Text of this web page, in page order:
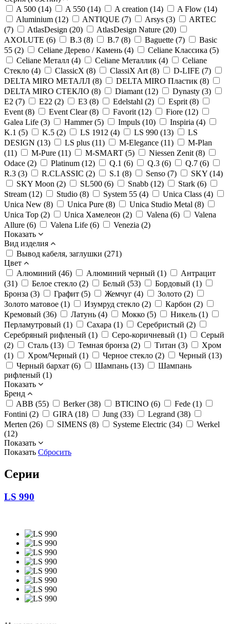
A 500 (14)
A 550 (14) A creation (14)
A Flow (14)
Aluminium (12)
ANTIQUE (7) Arsys (3)
ARTEC
(7)
AtlasDesign (20)
AtlasDesign Nature (20)
AXOLUTE (6)
B.3 (8) B.7 (8) Baguette (7)
Bаsic
55 (2)
Celiane Дерево / Камень (4)
Celiane Классика (5)
Celiane Металл (4)
Celiane Металлик (4)
Celiane
Стекло (4)
ClassicX (8) ClassiX Art (8)
D-LIFE (7)
DELTA MIRO МЕТАЛЛ (8)
DELTA MIRO Пластик (8)
DELTA MIRO СТЕКЛО (8)
Diamant (12)
Dynasty (3)
E2 (7)
E22 (2) E3 (8) Edelstahl (2)
Esprit (8)
Event (8)
Event Clear (8) Favorit (12)
Fiore (12)
Galea Life (3)
Hammer (5) Impuls (10)
Inspiria (4)
K.1 (5)
K.5 (2) LS 1912 (4) LS 990 (13)
LS
DESIGN (13)
LS plus (11) M-Elegance (11)
M-Plan
(11)
M-Pure (11) M-SMART (5)
Niessen Zenit (8)
Odace (2)
Platinum (12) Q.1 (6) Q.3 (6)
Q.7 (6)
R.3 (3)
R.CLASSIC (2) S.1 (8) Senso (7)
SKY (14)
SKY Moon (2)
SL500 (6) Snabb (12)
Stark (6)
Stream (12)
Studio (8) System 55 (4)
Unica Class (4)
Unica New (8)
Unica Pure (8)
Unica Studio Metal (8)
Unica Top (2)
Unica Хамелеон (2) Valena (6)
Valena
Allure (6)
Valena Life (6)
Venezia (2)
Показать
Вид изделия
Вывод кабеля, заглушки (271)
Цвет
Алюминий (46)
Алюминий черный (1)
Антрацит
(31)
Белое стекло (2) Белый (53)
Бордовый (1)
Бронза (3)
Графит (5) Жемчуг (4)
Золото (2)
Золото матовое (1)
Изумруд стекло (2)
Карбон (2)
Кремовый (36)
Латунь (4) Мокко (5)
Никель (1)
Перламутровый (1)
Сахара (1)
Серебристый (2)
Серебряный рифленый (1)
Серо-коричневый (1)
Серый
(2)
Сталь (13) Темная бронза (2) Титан (3)
Хром
(1)
Хром/Черный (1) Черное стекло (2)
Черный (13)
Черный бархат (6)
Шампань (13)
Шампань
рифленый (1)
Показать
Бренд
ABB (55)
Berker (38) BTICINO (6)
Fede (1)
Fontini (2)
GIRA (18) Jung (33)
Legrand (38)
Merten (26)
SIMENS (8) Systeme Electric (34)
Werkel
(12)
Показать
Показать Сбросить
Серии
LS 990